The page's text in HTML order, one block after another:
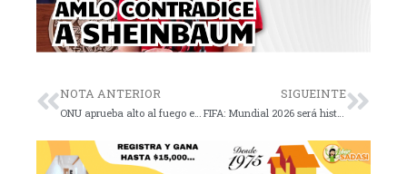
NOTA ANTERIOR SIGUEINTE
FIFA: Mundial 2026 será histórico